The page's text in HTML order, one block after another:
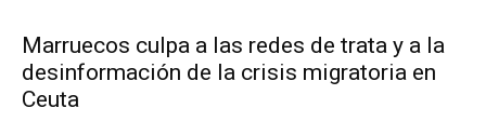
Marruecos culpa a las redes de trata y a la
desinformación de la crisis migratoria en
Ceuta